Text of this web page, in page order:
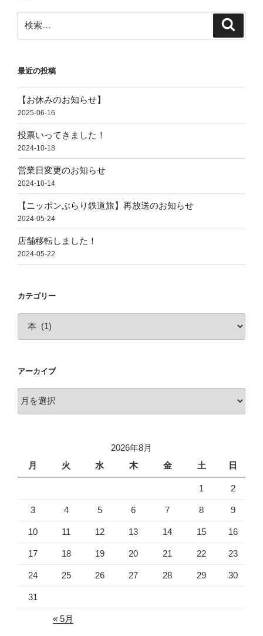
索:
最近の投稿
【お休みのお知らせ】
2025-06-16
投票いってきました！
2024-10-18
営業日変更のお知らせ
2024-10-14
【ニッポンぶらり鉄道旅】再放送のお知らせ
2024-05-24
店舗移転しました！
2024-05-22
カテゴリー
ー
アーカイブ
ー
2026年8月
月
火 水 木 金 土 日
1 2
3 4 5 6 7 8 9
10 11 12 13 14 15 16
17 18 19 20 21 22 23
24 25 26 27 28 29 30
31
« 5月